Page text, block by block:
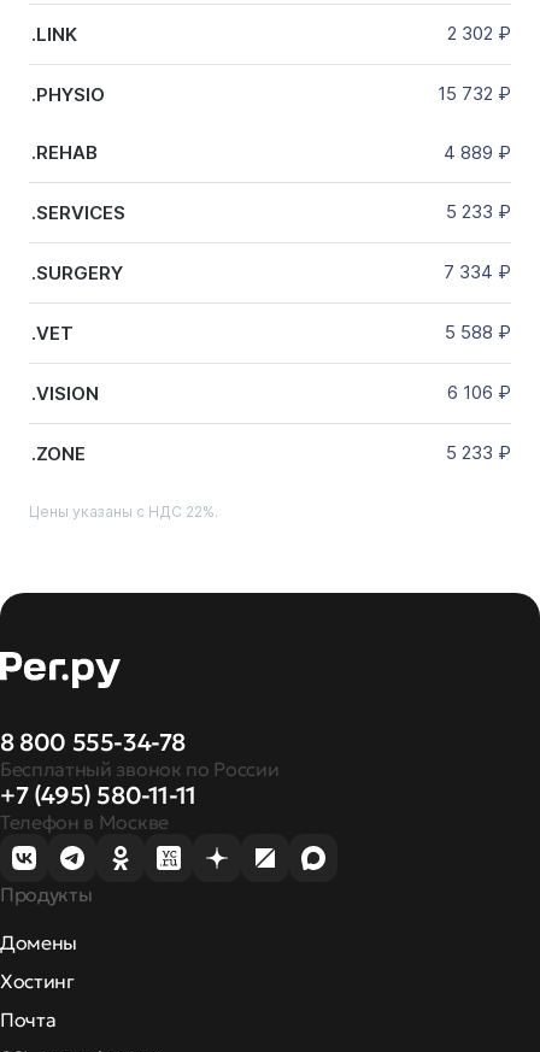
.LINK 2 302 ₽
.PHYSIO 15 732 ₽
.REHAB 4 889 ₽
.SERVICES 5 233 ₽
.SURGERY 7 334 ₽
.VET 5 588 ₽
.VISION 6 106 ₽
.ZONE 5 233 ₽
Цены указаны с НДС 22%.
8 800 555-34-78
Бесплатный звонок по России
+7 (495) 580-11-11
Телефон в Москве
Продукты
Домены
Хостинг
Почта